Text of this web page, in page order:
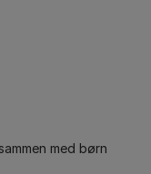
med børn